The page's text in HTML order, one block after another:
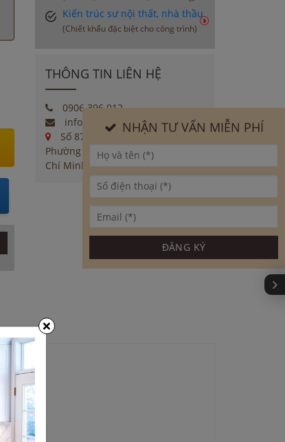
Kiến trúc sư nội thất, nhà thầu
(Chiết khấu đặc biệt cho công trình)
THÔNG TIN LIÊN HỆ
0906 396 012
info@moctinhhoa.vn
Số 877 Huỳnh Tấn Phát,
Phường Phú Thuận, Quận 7, Tp Hồ
Chí Minh
NHẬN TƯ VẤN MIỄN PHÍ
×